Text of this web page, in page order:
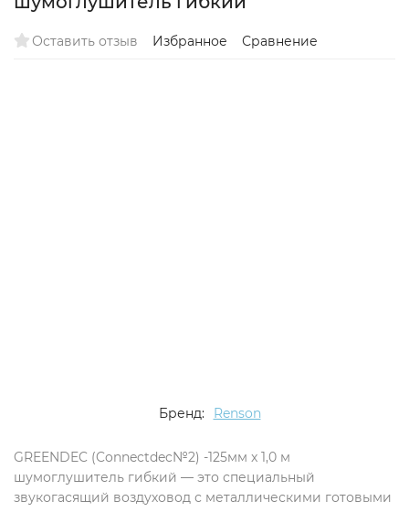
Оставить отзыв Избранное Сравнение
Бренд: Renson
GREENDEC (Connectdec№2) -125мм x 1,0 м
шумоглушитель гибкий — это специальный
звукогасящий воздуховод с металлическими готовыми